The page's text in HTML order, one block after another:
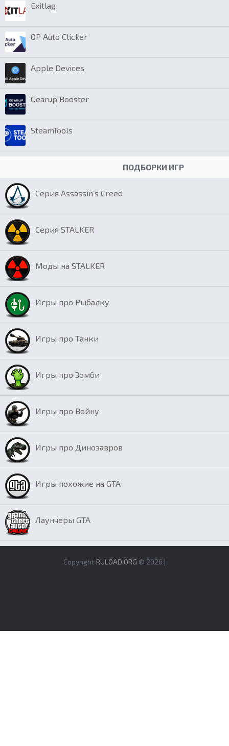
Exitlag
OP Auto Clicker
Apple Devices
Gearup Booster
SteamTools
ПОДБОРКИ ИГР
Серия Assassin’s Creed
Серия STALKER
Моды на STALKER
Игры про Рыбалку
Игры про Танки
Игры про Зомби
Игры про Войну
Игры про Динозавров
Игры похожие на GTA
Лаунчеры GTA
Copyright RULOAD.ORG © 2026 |